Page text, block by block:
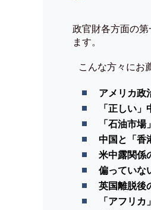
政官財各方面の
ます。
こんな方々にお
アメリカ政
「正しい
「石油市
中国と「香
米中露関係
偏っていな
英国離脱後
「アフリ